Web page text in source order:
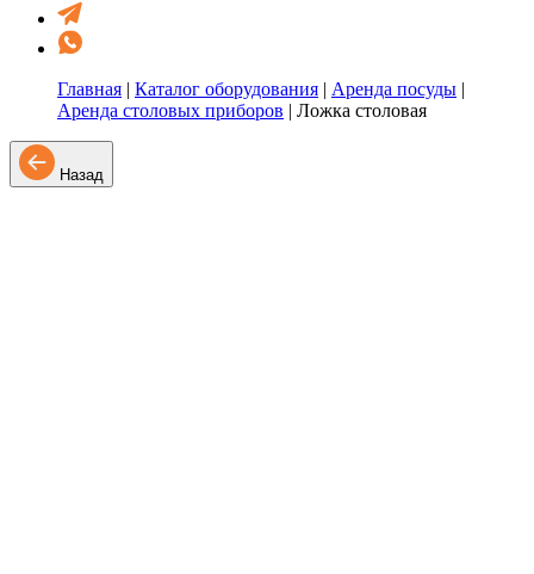
Главная | Каталог оборудования | Аренда посуды |
Аренда столовых приборов | Ложка столовая
Назад